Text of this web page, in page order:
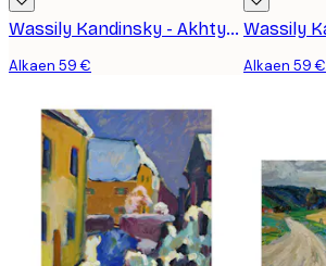
Wassily Kandinsky - Akhtyrkan Syksyn Luonnos Kanvaasi
Alkaen 59 € Alkaen 59 €